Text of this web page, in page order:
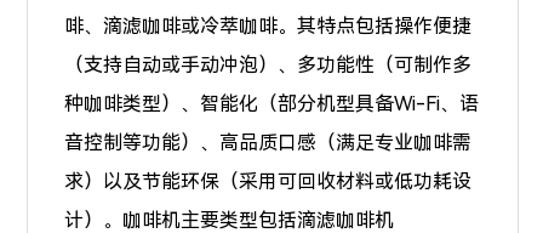
啡、滴滤咖啡或冷萃咖啡。其特点包括操作便捷
（支持自动或手动冲泡）、多功能性（可制作多
种咖啡类型）、智能化（部分机型具备Wi-Fi、语
音控制等功能）、高品质口感（满足专业咖啡需
求）以及节能环保（采用可回收材料或低功耗设
计）。咖啡机主要类型包括滴滤咖啡机